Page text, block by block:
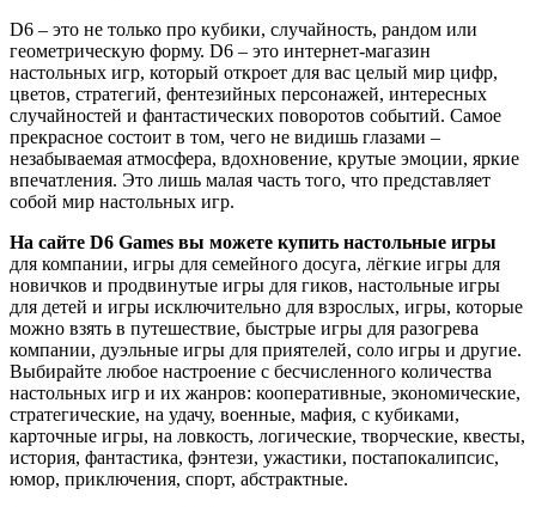
D6 – это не только про кубики, случайность, рандом или
геометрическую форму. D6 – это интернет-магазин
настольных игр, который откроет для вас целый мир цифр,
цветов, стратегий, фентезийных персонажей, интересных
случайностей и фантастических поворотов событий. Самое
прекрасное состоит в том, чего не видишь глазами –
незабываемая атмосфера, вдохновение, крутые эмоции, яркие
впечатления. Это лишь малая часть того, что представляет
собой мир настольных игр.
На сайте D6 Games вы можете купить настольные игры
для компании, игры для семейного досуга, лёгкие игры для
новичков и продвинутые игры для гиков, настольные игры
для детей и игры исключительно для взрослых, игры, которые
можно взять в путешествие, быстрые игры для разогрева
компании, дуэльные игры для приятелей, соло игры и другие.
Выбирайте любое настроение с бесчисленного количества
настольных игр и их жанров: кооперативные, экономические,
стратегические, на удачу, военные, мафия, с кубиками,
карточные игры, на ловкость, логические, творческие, квесты,
история, фантастика, фэнтези, ужастики, постапокалипсис,
юмор, приключения, спорт, абстрактные.